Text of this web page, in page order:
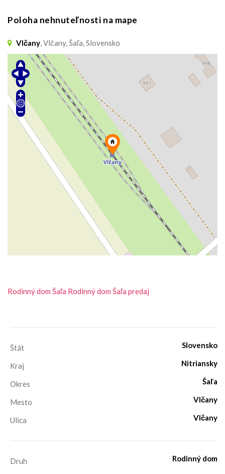
Poloha nehnuteľnosti na mape
Vlčany, Vlčany, Šaľa, Slovensko
Rodinný dom Šaľa Rodinný dom Šaľa predaj
Štát Slovensko
Kraj Nitriansky
Okres Šaľa
Mesto Vlčany
Ulica Vlčany
Druh
Rodinný dom